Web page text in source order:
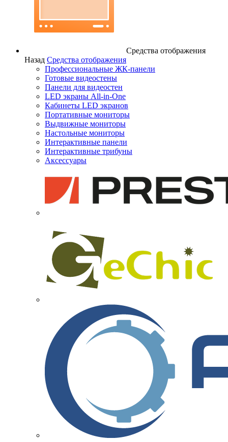
Средства отображения
Назад Средства отображения
Профессиональные ЖК-панели
Готовые видеостены
Панели для видеостен
LED экраны All-in-One
Кабинеты LED экранов
Портативные мониторы
Выдвижные мониторы
Настольные мониторы
Интерактивные панели
Интерактивные трибуны
Аксессуары